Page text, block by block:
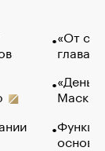
«От
глава
Маск в
основ